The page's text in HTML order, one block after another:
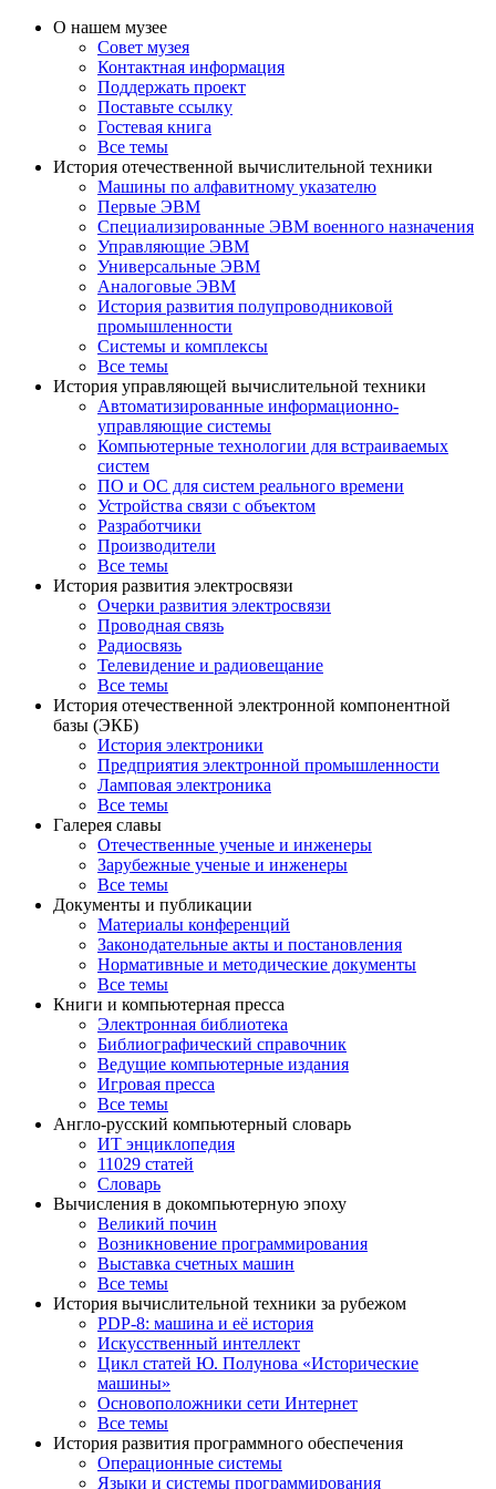
О нашем музее
Совет музея
Контактная информация
Поддержать проект
Поставьте ссылку
Гостевая книга
Все темы
История отечественной вычислительной техники
Машины по алфавитному указателю
Первые ЭВМ
Специализированные ЭВМ военного назначения
Управляющие ЭВМ
Универсальные ЭВМ
Аналоговые ЭВМ
История развития полупроводниковой
промышленности
Системы и комплексы
Все темы
История управляющей вычислительной техники
Автоматизированные информационно-
управляющие системы
Компьютерные технологии для встраиваемых
систем
ПО и ОС для систем реального времени
Устройства связи с объектом
Разработчики
Производители
Все темы
История развития электросвязи
Очерки развития электросвязи
Проводная связь
Радиосвязь
Телевидение и радиовещание
Все темы
История отечественной электронной компонентной
базы (ЭКБ)
История электроники
Предприятия электронной промышленности
Ламповая электроника
Все темы
Галерея славы
Отечественные ученые и инженеры
Зарубежные ученые и инженеры
Все темы
Документы и публикации
Материалы конференций
Законодательные акты и постановления
Нормативные и методические документы
Все темы
Книги и компьютерная пресса
Электронная библиотека
Библиографический справочник
Ведущие компьютерные издания
Игровая пресса
Все темы
Англо-русский компьютерный словарь
ИТ энциклопедия
11029 статей
Словарь
Вычисления в докомпьютерную эпоху
Великий почин
Возникновение программирования
Выставка счетных машин
Все темы
История вычислительной техники за рубежом
PDP-8: машина и её история
Искусственный интеллект
Цикл статей Ю. Полунова «Исторические
машины»
Основоположники сети Интернет
Все темы
История развития программного обеспечения
Операционные системы
Языки и системы программирования